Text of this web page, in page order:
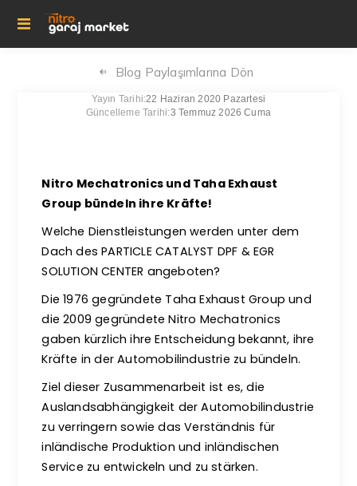
Blog Paylaşımlarına Dön
Yayın Tarihi:22 Haziran 2020 Pazartesi
Güncelleme Tarihi:3 Temmuz 2026 Cuma
Nitro Mechatronics und Taha Exhaust
Group bündeln ihre Kräfte!
Welche Dienstleistungen werden unter dem
Dach des PARTICLE CATALYST DPF & EGR
SOLUTION CENTER angeboten?
Die 1976 gegründete Taha Exhaust Group und
die 2009 gegründete Nitro Mechatronics
gaben kürzlich ihre Entscheidung bekannt, ihre
Kräfte in der Automobilindustrie zu bündeln.
Ziel dieser Zusammenarbeit ist es, die
Auslandsabhängigkeit der Automobilindustrie
zu verringern sowie das Verständnis für
inländische Produktion und inländischen
Service zu entwickeln und zu stärken.